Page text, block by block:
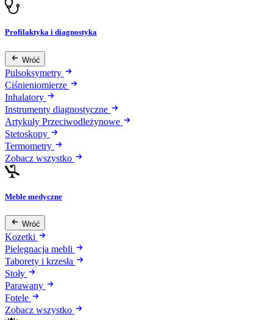
Profilaktyka i diagnostyka
Wróć
Pulsoksymetry
Ciśnieniomierze
Inhalatory
Instrumenty diagnostyczne
Artykuły Przeciwodleżynowe
Stetoskopy
Termometry
Zobacz wszystko
Meble medyczne
Wróć
Kozetki
Pielęgnacja mebli
Taborety i krzesła
Stoły
Parawany
Fotele
Zobacz wszystko